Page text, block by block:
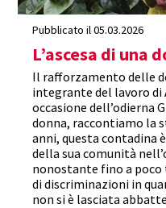
Pubblicato il 05.03.2026
L’ascesa di una
Il rafforzamento delle
integrante del lavoro di
occasione dell’odierna
donna, raccontiamo la
anni, questa contadina
della sua comunità
nonostante fino a
di discriminazioni in
non si è lasciata